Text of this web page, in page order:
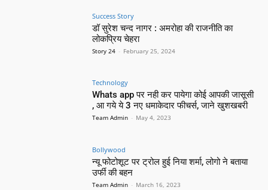
Success Story
डॉ सुरेश चन्द नागर : अमरोहा की राजनीति का
लोकप्रिय चेहरा
Story 24 - February 25, 2024
Technology
Whats app पर नही कर पायेगा कोई आपकी जासूसी
, आ गये ये 3 नए धमाकेदार फीचर्स, जाने खुशखबरी
Team Admin - May 4, 2023
Bollywood
न्यू फोटोशूट पर ट्रोल हुई निया शर्मा, लोगो ने बताया
उर्फी की बहन
Team Admin - March 16, 2023